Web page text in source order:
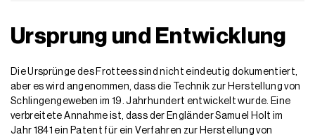
Ursprung und Entwicklung
Die Ursprünge des Frottees sind nicht eindeutig dokumentiert,
aber es wird angenommen, dass die Technik zur Herstellung von
Schlingengeweben im 19. Jahrhundert entwickelt wurde. Eine
verbreitete Annahme ist, dass der Engländer Samuel Holt im
Jahr 1841 ein Patent für ein Verfahren zur Herstellung von